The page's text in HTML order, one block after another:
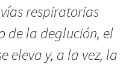
respiratorias
de la deglución, el
eleva y, a la vez, la